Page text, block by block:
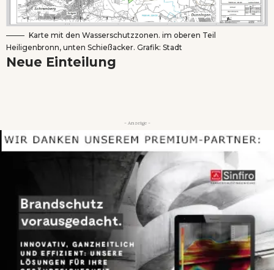
Karte mit den Wasserschutzzonen. im oberen Teil
Heiligenbronn, unten Schießacker. Grafik: Stadt
Neue Einteilung
- Anzeige -